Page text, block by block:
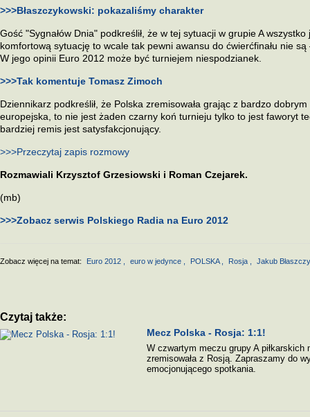
>>>Błaszczykowski: pokazaliśmy charakter
Gość "Sygnałów Dnia" podkreślił, że w tej sytuacji w grupie A
komfortową sytuację to wcale tak pewni awansu do ćwierćfinału nie
W jego opinii Euro 2012 może być turniejem niespodzianek.
>>>Tak komentuje Tomasz Zimoch
Dziennikarz podkreślił, że Polska zremisowała grając z bardzo dobrym
europejska, to nie jest żaden czarny koń turnieju tylko to jest faworyt
bardziej remis jest satysfakcjonujący.
>>>Przeczytaj zapis rozmowy
Rozmawiali Krzysztof Grzesiowski i Roman Czejarek.
(mb)
>>>Zobacz serwis Polskiego Radia na Euro 2012
Zobacz więcej na temat: Euro 2012 euro w jedynce POLSKA Rosja Jakub
Czytaj także:
Mecz Polska - Rosja: 1:1!
W czwartym meczu grupy A
zremisowała z Rosją. Zapraszamy do
emocjonującego spotkania.